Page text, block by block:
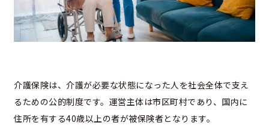
介護保険は、介護が必要な状態になった人を社会全体で支え
るための公的制度です。運営主体は市区町村であり、国内に
住所を有する40歳以上の者が被保険者となります。